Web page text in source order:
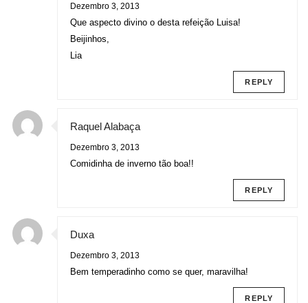
Dezembro 3, 2013
Que aspecto divino o desta refeição Luisa!
Beijinhos,
Lia
REPLY
Raquel Alabaça
Dezembro 3, 2013
Comidinha de inverno tão boa!!
REPLY
Duxa
Dezembro 3, 2013
Bem temperadinho como se quer, maravilha!
REPLY